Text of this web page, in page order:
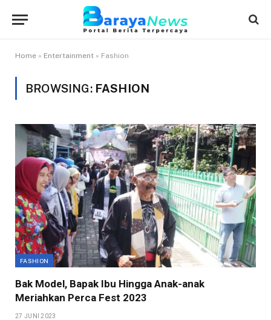
Home » Entertainment » Fashion
BROWSING: FASHION
FASHION
Bak Model, Bapak Ibu Hingga Anak-anak
Meriahkan Perca Fest 2023
27 JUNI 2023